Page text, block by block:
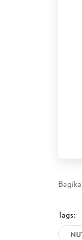
Tags: